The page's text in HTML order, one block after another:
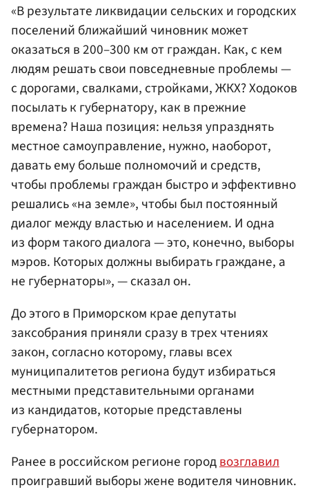
«В результате ликвидации сельских и городских
поселений ближайший чиновник может
оказаться в 200–300 км от граждан. Как, с кем
людям решать свои повседневные проблемы —
с дорогами, свалками, стройками, ЖКХ? Ходоков
посылать к губернатору, как в прежние
времена? Наша позиция: нельзя упразднять
местное самоуправление, нужно, наоборот,
давать ему больше полномочий и средств,
чтобы проблемы граждан быстро и эффективно
решались «на земле», чтобы был постоянный
диалог между властью и населением. И одна
из форм такого диалога — это, конечно, выборы
мэров. Которых должны выбирать граждане, а
не губернаторы», — сказал он.
До этого в Приморском крае депутаты
заксобрания приняли сразу в трех чтениях
закон, согласно которому, главы всех
муниципалитетов региона будут избираться
местными представительными органами
из кандидатов, которые представлены
губернатором.
Ранее в российском регионе городвозглавил
проигравший выборы жене водителя чиновник.